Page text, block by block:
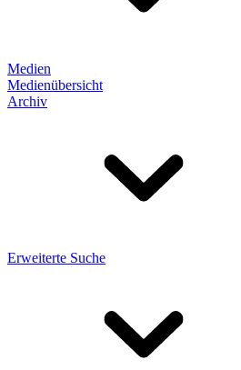
Medien
Medienübersicht
Archiv
Erweiterte Suche